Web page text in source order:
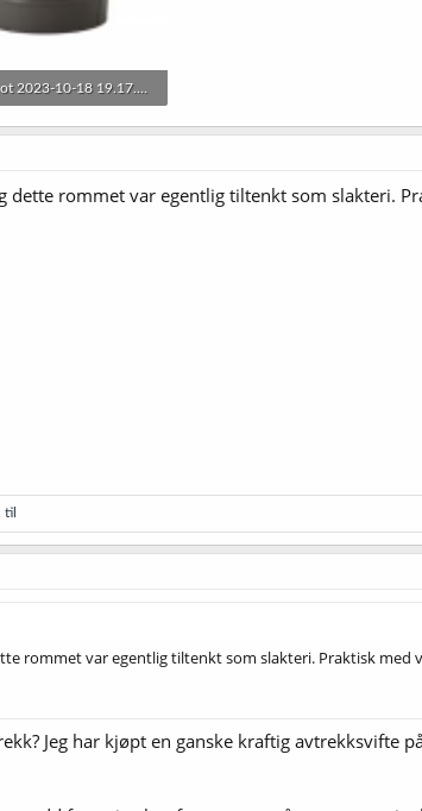
Sett: 25
dette rommet var egentlig tiltenkt som slakteri.
til
rommet var egentlig tiltenkt som slakteri. Praktisk med
Jeg har kjøpt en ganske kraftig avtrekksvifte